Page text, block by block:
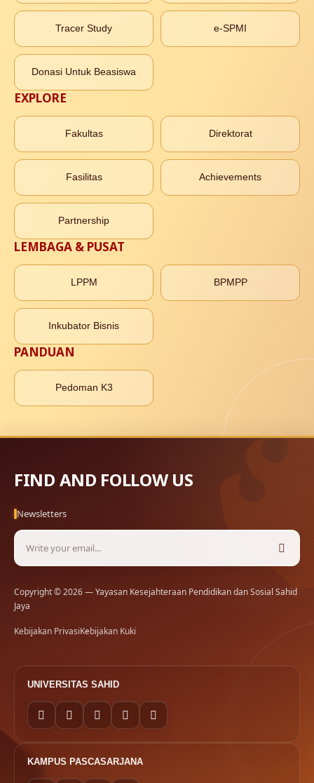
Tracer Study e-SPMI
Donasi Untuk Beasiswa
EXPLORE
Fakultas Direktorat
Fasilitas Achievements
Partnership
LEMBAGA & PUSAT
LPPM BPMPP
Inkubator Bisnis
PANDUAN
Pedoman K3
FIND AND FOLLOW US
Newsletters
Copyright © 2026 — Yayasan Kesejahteraan Pendidikan dan Sosial Sahid
Jaya
Kebijakan PrivasiKebijakan Kuki
UNIVERSITAS SAHID
KAMPUS PASCASARJANA